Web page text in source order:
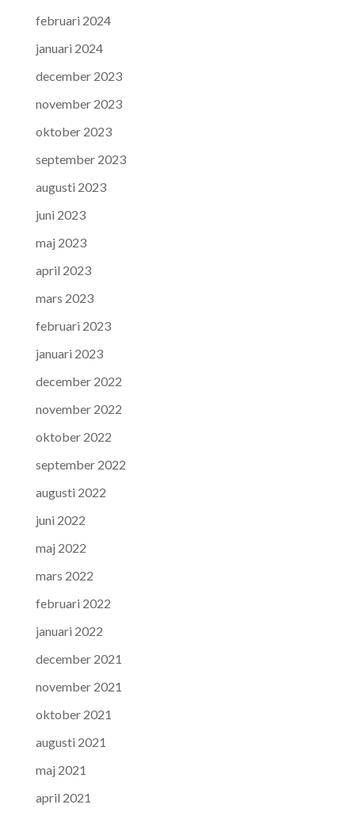
februari 2024
januari 2024
december 2023
november 2023
oktober 2023
september 2023
augusti 2023
juni 2023
maj 2023
april 2023
mars 2023
februari 2023
januari 2023
december 2022
november 2022
oktober 2022
september 2022
augusti 2022
juni 2022
maj 2022
mars 2022
februari 2022
januari 2022
december 2021
november 2021
oktober 2021
augusti 2021
maj 2021
april 2021